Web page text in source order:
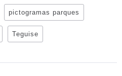
pictogramas parques
Teguise